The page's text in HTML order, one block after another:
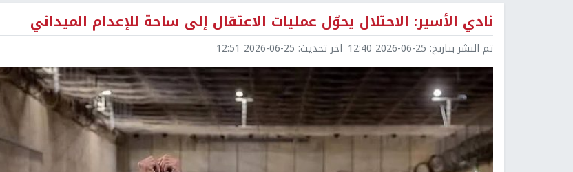
نادي الأسير: الاحتلال يحوّل عمليات الاعتقال إلى ساحة للإعدام الميداني
تم النشر بتاريخ: 2026-06-25 12:40 اخر تحديث: 2026-06-25 12:51